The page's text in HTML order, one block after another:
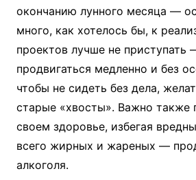
окончанию лунного месяца —
много, как хотелось бы, к
проектов лучше не приступать
продвигаться медленно и без
чтобы не сидеть без дела,
старые «хвосты». Важно также
своем здоровье, избегая
всего жирных и жареных —
алкоголя.